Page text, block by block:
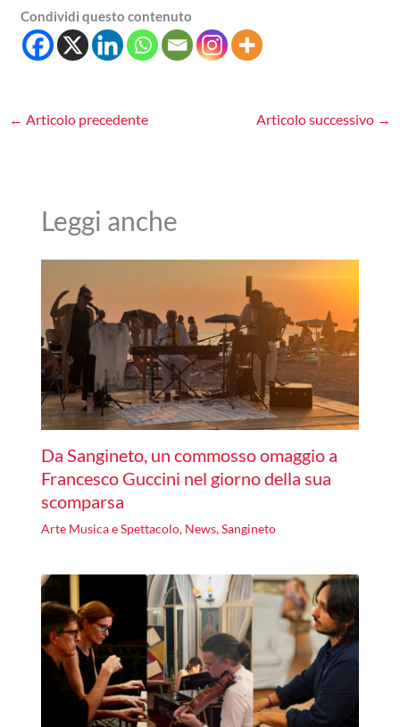
Condividi questo contenuto
← Articolo precedente Articolo successivo →
Leggi anche
Da Sangineto, un commosso omaggio a
Francesco Guccini nel giorno della sua
scomparsa
Arte Musica e Spettacolo, News,Sangineto